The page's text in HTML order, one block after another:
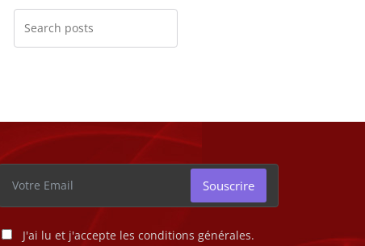
J'ai lu et j'accepte les conditions générales.
Souscrire